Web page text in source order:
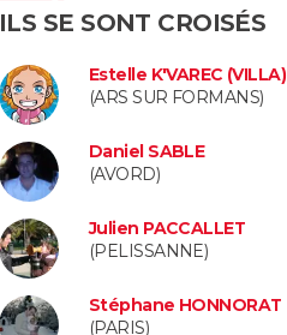
ILS SE SONT CROISÉS
Estelle K'VAREC (VILLA)
(ARS SUR FORMANS)
Daniel SABLE
(AVORD)
Julien PACCALLET
(PELISSANNE)
Stéphane HONNORAT
(PARIS)